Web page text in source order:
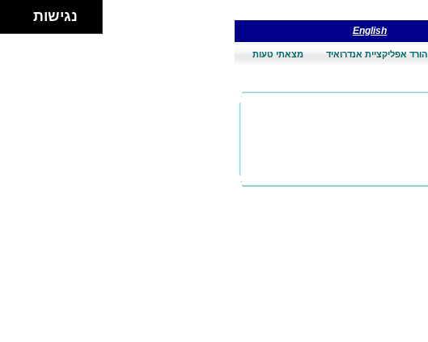
English
הורד אפליקציית אנדרואיד מצאתי טעות
נגישות